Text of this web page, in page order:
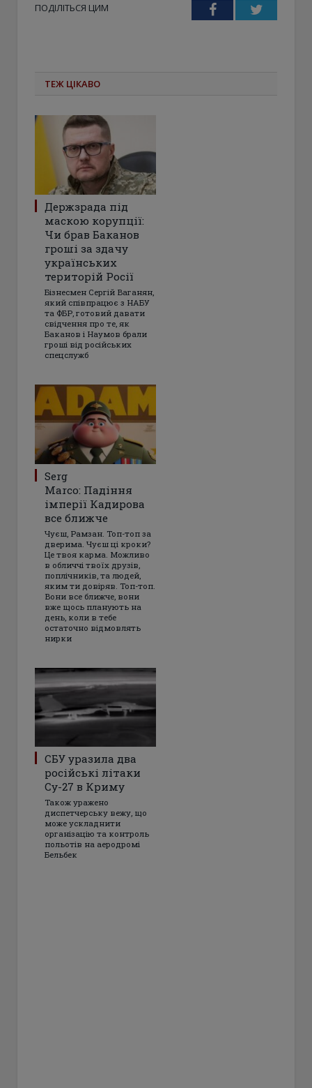
ПОДІЛІТЬСЯ ЦИМ FacebookTwitter
ТЕЖ ЦІКАВО
Держзрада під
маскою корупції:
Чи брав Баканов
гроші за здачу
українських
територій Росії
Бізнесмен Сергій Ваганян,
який співпрацює з НАБУ
та ФБР, готовий давати
свідчення про те, як
Баканов і Наумов брали
гроші від російських
спецслужб
Serg
Marco: Падіння
імперії Кадирова
все ближче
Чуєш, Рамзан. Топ-топ за
дверима. Чуєш ці кроки?
Це твоя карма. Можливо
в обличчі твоїх друзів,
поплічників, та людей,
яким ти довіряв. Топ-топ.
Вони все ближче, вони
вже щось планують на
день, коли в тебе
остаточно відмовлять
нирки
СБУ уразила два
російські літаки
Су-27 в Криму
Також уражено
диспетчерську вежу, що
може ускладнити
організацію та контроль
польотів на аеродромі
Бельбек